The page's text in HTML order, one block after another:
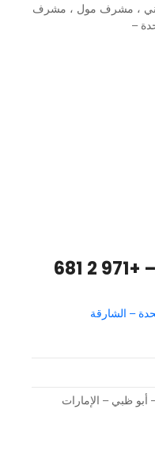
الثاني ، مشرف مول ، مشرف
–
شو مارت – الشارقة – +971 2 681
– الشارقة
أبو ظبي – الإمارات